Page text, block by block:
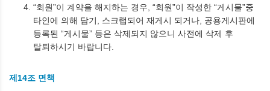
“회원”이 계약을 해지하는 경우, “회원”이 작성한 “게시물”중
타인에 의해 담기, 스크랩되어 재게시 되거나, 공용게시판에
등록된 “게시물” 등은 삭제되지 않으니 사전에 삭제 후
탈퇴하시기 바랍니다.
제14조 면책